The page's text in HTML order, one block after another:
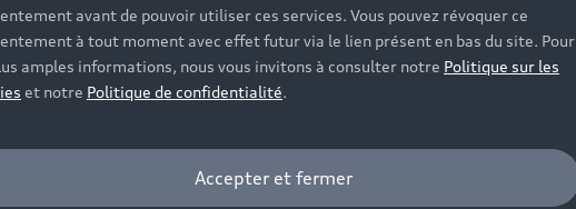
avant de pouvoir utiliser ces services. Vous pouvez révoquer ce
à tout moment avec effet futur via le lien présent en bas du site. Pour
amples informations, nous vous invitons à consulter notre Politique sur les
et notre Politique de confidentialité.
Accepter et fermer